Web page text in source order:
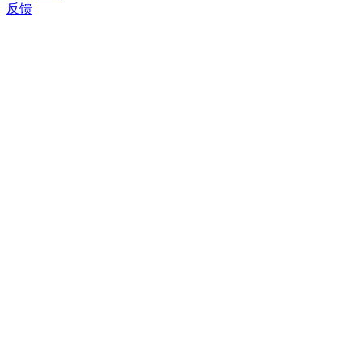
反馈